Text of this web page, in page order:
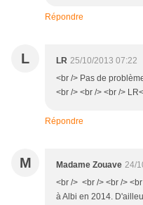
Répondre
L LR 25/10/2013 07:22
<br /> Pas de
<br /> <br /> <br />
Répondre
M Madame Zouave 24/
<br /> <br /> <br />
à Albi en 2014.